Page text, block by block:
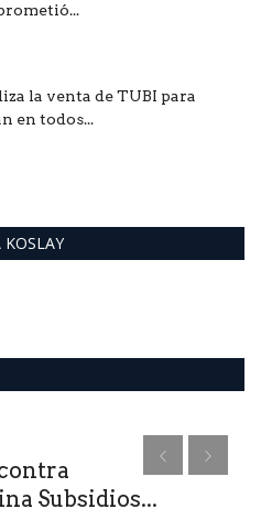
la venta de TUBI para
en todos...
Subsidios...